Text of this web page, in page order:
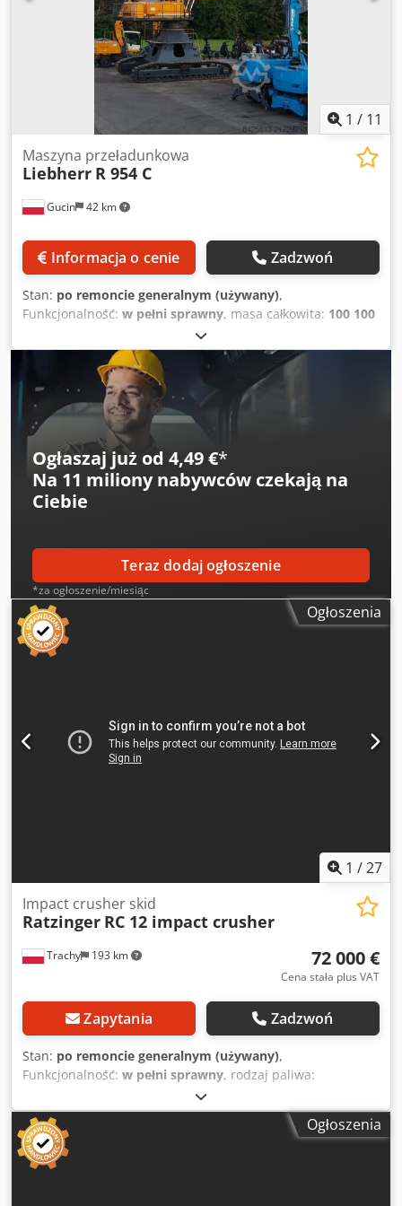
kg WYPOSAŻENIE Dostępna dokumentacja Posiada znak CE
Posiada certyfikat CE
1 / 11
Gucin 42 km
Maszyna przeładunkowa
Liebherr R 954 C
Informacja o cenie Zadzwoń
Stan: po remoncie generalnym (używany),
Funkcjonalność: w pełni sprawny, masa całkowita: 100 100
, - Zasięg 22,5 m - Maszyna w bardzo
dobrym stanie technicznym i wizualnym - Dostępna od ręki
Chjdsy A Tffspfx Ab Rsa
Ogłaszaj już od 4,49 €*
Na 11 miliony nabywców czekają na
Ciebie
Teraz dodaj ogłoszenie
*za ogłoszenie/miesiąc
Ogłoszenia
1 /27
Trachy 193 km
Impact crusher skid
Ratzinger RC 12 impact crusher
72 000 €
Cena stała plus VAT
Zapytania Zadzwoń
Stan: po remoncie generalnym (używany),
Funkcjonalność: w pełni sprawny, rodzaj paliwa:
2005
Crusher, Bohringer RC12 + B1000 L15000 Conveyor
Crusher completely overhauled Crusher mounted on a
hydraulic chassis, very easy to transport. Crusher
sandblasted and painted BRAND NEW conveyor L15000
Ogłoszenia